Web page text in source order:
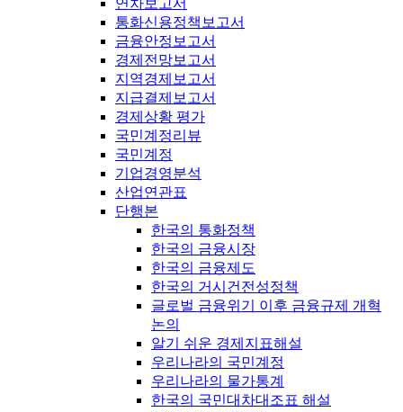
연차보고서
통화신용정책보고서
금융안정보고서
경제전망보고서
지역경제보고서
지급결제보고서
경제상황 평가
국민계정리뷰
국민계정
기업경영분석
산업연관표
단행본
한국의 통화정책
한국의 금융시장
한국의 금융제도
한국의 거시건전성정책
글로벌 금융위기 이후 금융규제 개혁
논의
알기 쉬운 경제지표해설
우리나라의 국민계정
우리나라의 물가통계
한국의 국민대차대조표 해설